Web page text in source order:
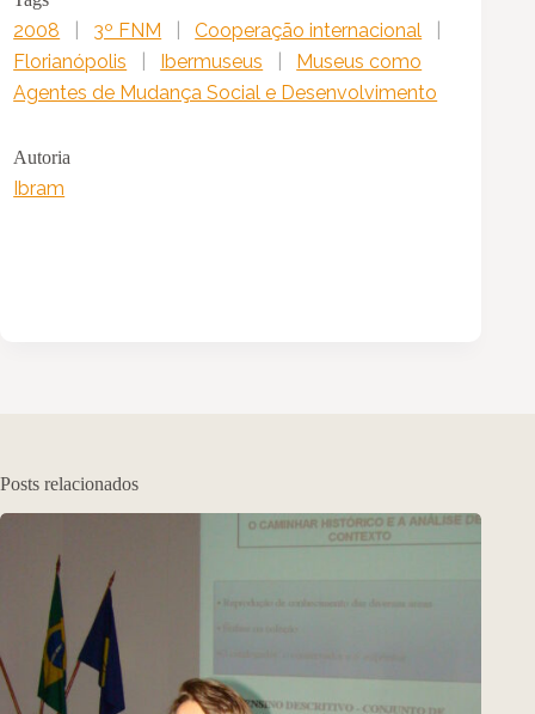
2008 3º FNM Cooperação internacional
Florianópolis
Ibermuseus
Museus como
Agentes de Mudança Social e Desenvolvimento
Autoria
Ibram
Posts relacionados